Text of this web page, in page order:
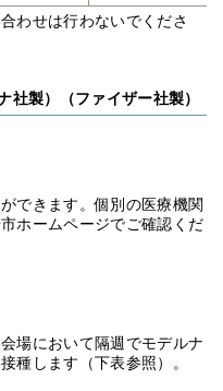
わせは行わないでくださ
製）（ファイザー社製）
できます。個別の医療機関
ホームページでご確認くだ
場において隔週でモデルナ
種します（下表参照）。